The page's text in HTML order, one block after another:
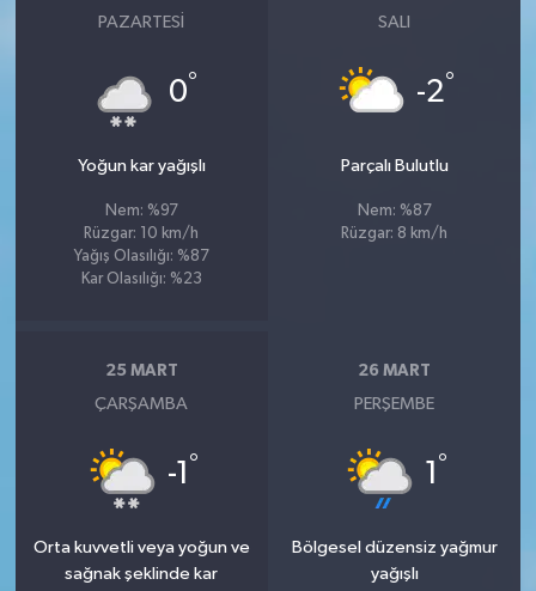
PAZARTESI
0°
Yoğun kar yağışlı
Nem: %97
Rüzgar: 10 km/h
Yağış Olasılığı: %87
Kar Olasılığı: %23
SALI
-2°
Parçalı Bulutlu
Nem: %87
Rüzgar: 8 km/h
25 MART
ÇARŞAMBA
-1 °
Orta kuvvetli veya yoğun ve
sağnak şeklinde kar
26 MART
PERŞEMBE
1 °
Bölgesel düzensiz yağmur
yağışlı